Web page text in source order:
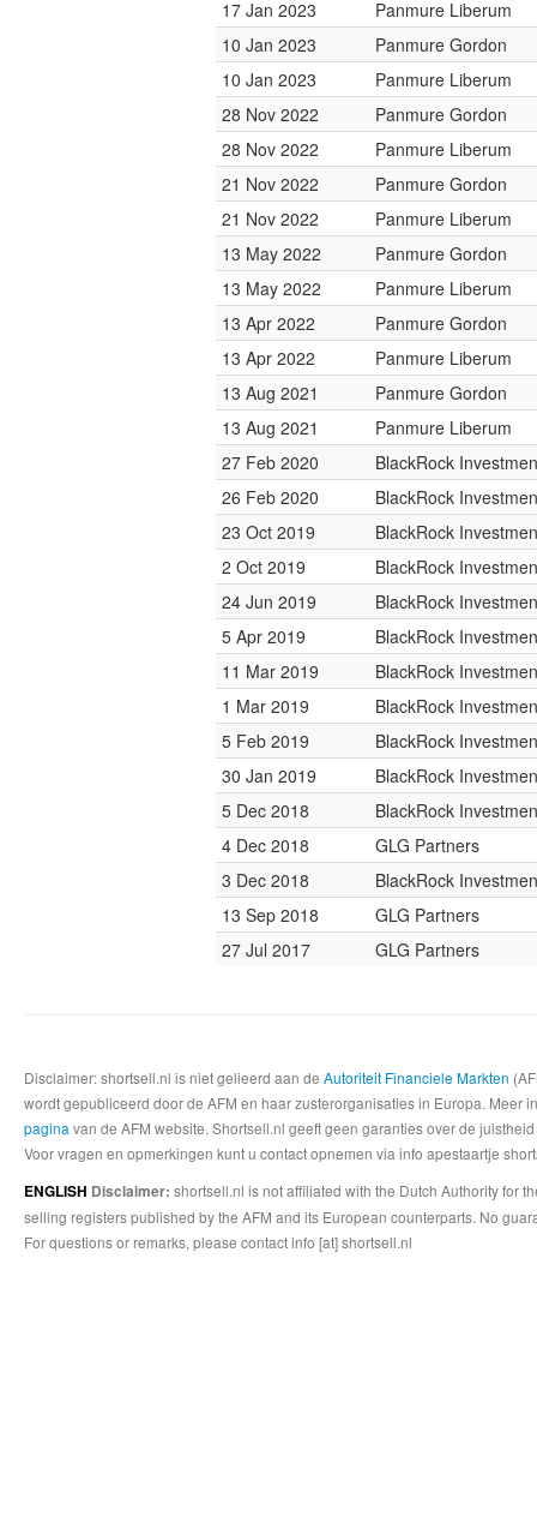
17 Jan 2023
Panmure Liberum
10 Jan 2023
Panmure Gordon
10 Jan 2023
Panmure Liberum
28 Nov 2022
Panmure Gordon
28 Nov 2022
Panmure Liberum
21 Nov 2022
Panmure Gordon
21 Nov 2022
Panmure Liberum
13 May 2022
Panmure Gordon
13 May 2022
Panmure Liberum
13 Apr 2022
Panmure Gordon
13 Apr 2022
Panmure Liberum
13 Aug 2021
Panmure Gordon
13 Aug 2021
Panmure Liberum
27 Feb 2020
BlackRock
26 Feb 2020
BlackRock
23 Oct 2019
BlackRock
2 Oct 2019
BlackRock
24 Jun 2019
BlackRock
5 Apr 2019
BlackRock
11 Mar 2019
BlackRock
1 Mar 2019
BlackRock
5 Feb 2019
BlackRock
30 Jan 2019
BlackRock
5 Dec 2018
BlackRock
4 Dec 2018
GLG Partners
3 Dec 2018
BlackRock
13 Sep 2018
GLG Partners
27 Jul 2017
GLG Partners
Disclaimer: shortsell.nl is niet gelieerd aan de Autoriteit Financiele Markten
wordt gepubliceerd door de AFM en haar zusterorganisaties in Europa.
pagina van de AFM website. Shortsell.nl geeft geen garanties over de
Voor vragen en opmerkingen kunt u contact opnemen via info apestaartje
ENGLISH Disclaimer: shortsell.nl is not affiliated with the Dutch Authority for
selling registers published by the AFM and its European counterparts. No
For questions or remarks, please contact info [at] shortsell.nl